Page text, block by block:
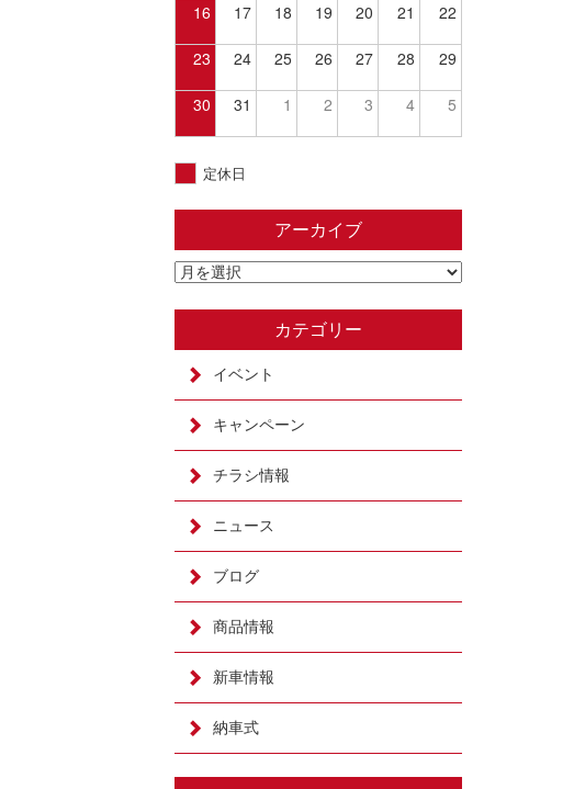
16 17 18 19 20 21 22
23 24 25 26 27 28 29
30 31 1 2 3 4 5
定休日
アーカイブ
カテゴリー
イベント
キャンペーン
チラシ情報
ニュース
ブログ
商品情報
新車情報
納車式